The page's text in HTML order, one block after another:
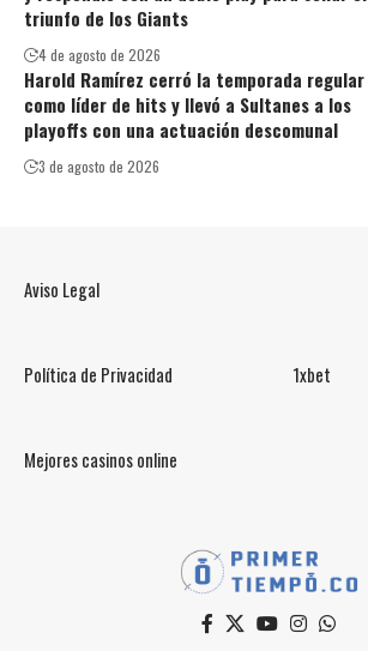
triunfo de los Giants
4 de agosto de 2026
Harold Ramírez cerró la temporada regular
como líder de hits y llevó a Sultanes a los
playoffs con una actuación descomunal
3 de agosto de 2026
Aviso Legal
Política de Privacidad 1xbet
Mejores casinos online